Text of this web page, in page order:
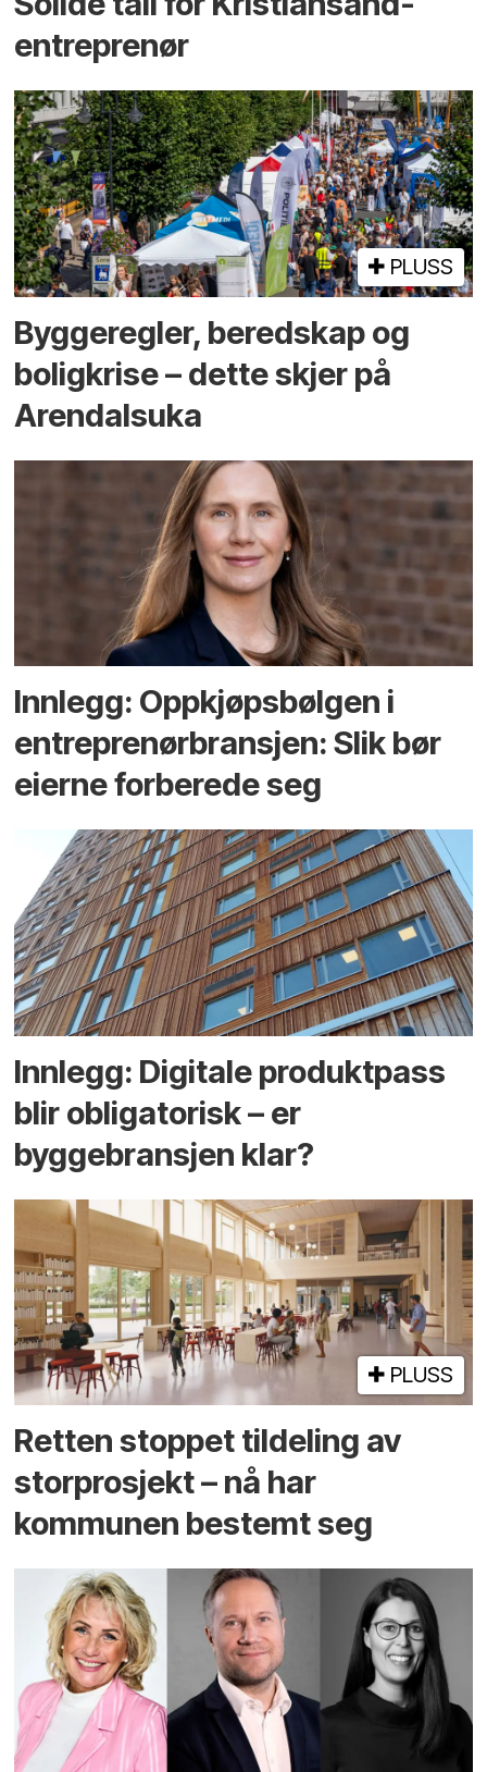
entreprenør
PLUSS
Bygge­regler, beredskap og
bolig­krise – dette skjer på
Arendals­uka
Innlegg: Oppkjøps­bølgen i
entreprenør­bransjen: Slik bør
eierne forberede seg
Innlegg: Digitale produktpass
blir obligatorisk – er
byggebransjen klar?
PLUSS
Retten stoppet tildeling av
storprosjekt – nå har
kommunen bestemt seg